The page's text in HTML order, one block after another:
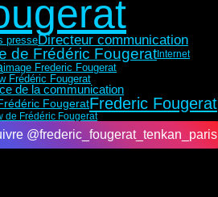
presseDirecteur communication
de Frédéric Fougerat Internet
image Frederic Fougerat
Frédéric Fougerat
de la communication
FougeratFrederic Fougerat
de Frédéric Fougerat
@frederic_fougerat_tenkan_paris